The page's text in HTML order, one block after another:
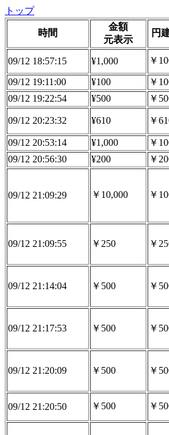
トップ
時間
金額
元表示
円
09/12 18:57:15 ¥1,000 ￥
09/12 19:11:00 ¥100 ￥
09/12 19:22:54 ¥500 ￥
09/12 20:23:32 ¥610 ￥
09/12 20:53:14 ¥1,000 ￥
09/12 20:56:30
¥200 ￥
09/12 21:09:29 ￥10,000 ￥
09/12 21:09:55 ￥250 ￥
09/12 21:14:04 ￥500 ￥
09/12 21:17:53 ￥500 ￥
09/12 21:20:09 ￥500 ￥
09/12 21:20:50 ￥500 ￥